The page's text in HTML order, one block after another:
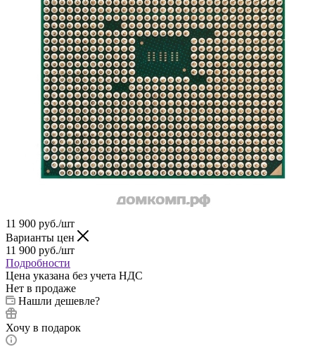
11 900 руб./шт
Варианты цен
11 900 руб./шт
Подробности
Цена указана без учета НДС
Нет в продаже
Нашли дешевле?
Хочу в подарок